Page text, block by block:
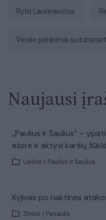
Rytis Laurinavičius
verslo patarimai su bznstart
Naujausi
„Paulius ir Saulius“ –
ežere ir aktyvi karšių
Laidos Paulius ir Saulius
Kyjivas po naktinės
Žinios Pasaulis